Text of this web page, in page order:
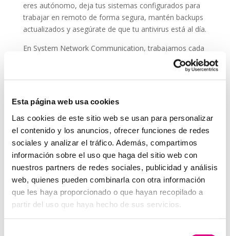
Esta página web usa cookies
Las cookies de este sitio web se usan para personalizar
el contenido y los anuncios, ofrecer funciones de redes
sociales y analizar el tráfico. Además, compartimos
información sobre el uso que haga del sitio web con
nuestros partners de redes sociales, publicidad y análisis
web, quienes pueden combinarla con otra información
que les haya proporcionado o que hayan recopilado a
partir del uso que haya hecho de sus servicios.
eres autónomo, deja tus sistemas configurados para
trabajar en remoto de forma segura, mantén backups
actualizados y asegúrate de que tu antivirus está al día.
En System Network Communication, trabajamos cada
día con autónomos y pymes que confían su seguridad
, porque entienden que un
ataque en vacaciones puede suponer una pérdida de
En System Network Communication, trabajamos cada
día con autónomos y pymes que confían su seguridad
digital a E
SET NOD 32, porque entienden que un
ataque en vacaciones puede suponer una pérdida de
datos, ingresos y reputación.
Grupo-System, ¿Quiénes somos?
EnSystem Network Communication, con más de
15 años de experiencia, disponemos de un equipo de